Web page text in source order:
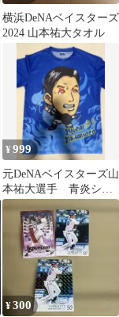
横浜DeNAベイスターズ
2024 山本祐大タオル
¥999
元DeNAベイスターズ山
本祐大選手 青炎シリ
ーズ青炎Tシャツ
¥300